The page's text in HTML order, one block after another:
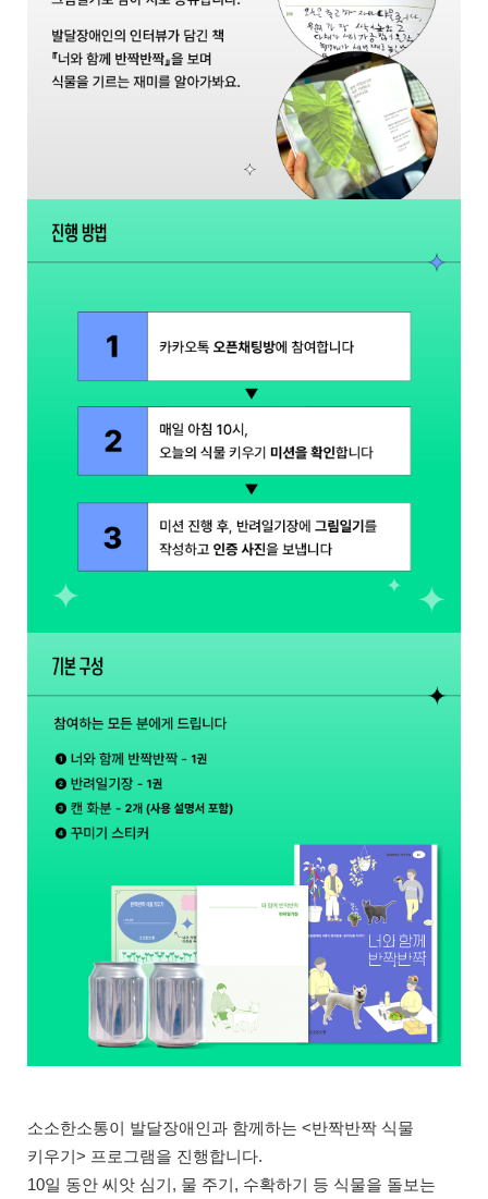
소소한소통이 발달장애인과 함께하는 <반짝반짝 식물
키우기> 프로그램을 진행합니다.
10일 동안 씨앗 심기, 물 주기, 수확하기 등 식물을 돌보는